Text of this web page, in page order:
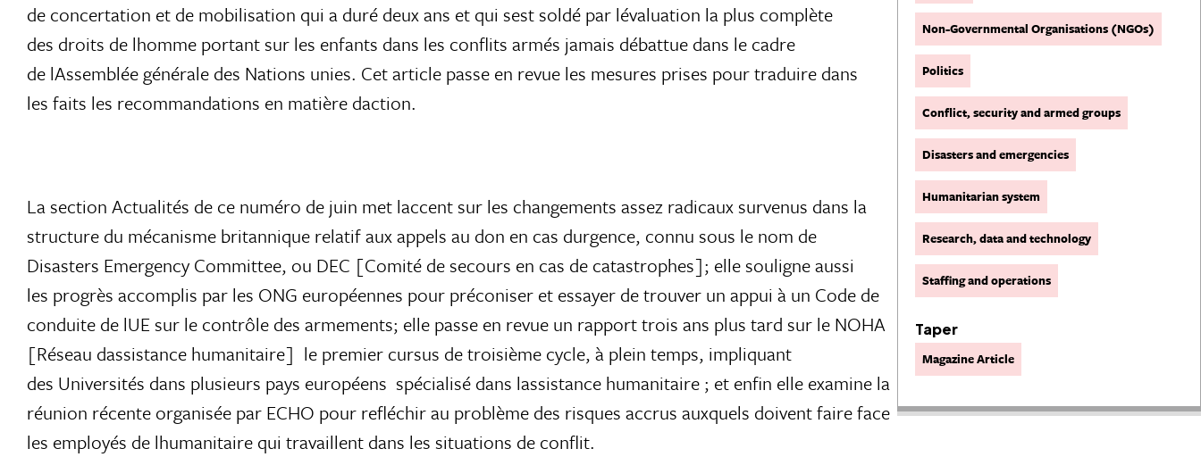
Non-Governmental Organisations (NGOs)
Politics
Conflict, security and armed groups
Disasters and emergencies
Humanitarian system
Research, data and technology
Staffing and operations
Taper
Magazine Article
de concertation et de mobilisation qui a duré deux ans et qui sest soldé par lévaluation la plus complète
des droits de lhomme portant sur les enfants dans les conflits armés jamais débattue dans le cadre
de lAssemblée générale des Nations unies. Cet article passe en revue les mesures prises pour traduire dans
les faits les recommandations en matière daction.
La section Actualités de ce numéro de juin met laccent sur les changements assez radicaux survenus dans la
structure du mécanisme britannique relatif aux appels au don en cas durgence, connu sous le nom de
Disasters Emergency Committee, ou DEC [Comité de secours en cas de catastrophes]; elle souligne aussi
les progrès accomplis par les ONG européennes pour préconiser et essayer de trouver un appui à un Code de
conduite de lUE sur le contrôle des armements; elle passe en revue un rapport trois ans plus tard sur le NOHA
[Réseau dassistance humanitaire]  le premier cursus de troisième cycle, à plein temps, impliquant
des Universités dans plusieurs pays européens  spécialisé dans lassistance humanitaire ; et enfin elle examine la
réunion récente organisée par ECHO pour refléchir au problème des risques accrus auxquels doivent faire face
les employés de lhumanitaire qui travaillent dans les situations de conflit.